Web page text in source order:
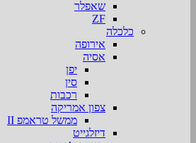
שאפלר
ZF
כלכלה
אירופה
אסיה
יפן
סין
רכבות
צפון אמריקה
ממשל טראמפ II
דיזלגייט